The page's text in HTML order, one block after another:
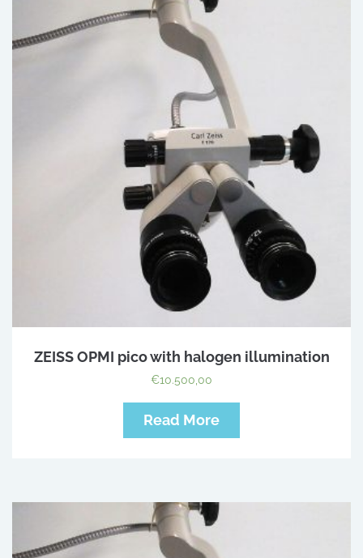
ZEISS OPMI pico with halogen illumination
€10.500,00
Read More